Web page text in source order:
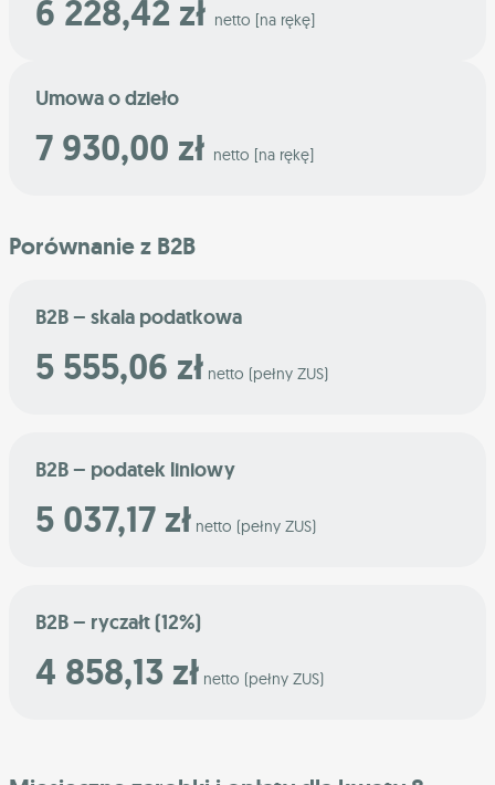
6 228,42 zł netto [na rękę]
Umowa o dzieło
7 930,00 zł netto [na rękę]
Porównanie z B2B
B2B – skala podatkowa
5 555,06 zł netto (pełny ZUS)
B2B – podatek liniowy
5 037,17 zł netto (pełny ZUS)
B2B – ryczałt (12%)
4 858,13 zł netto (pełny ZUS)